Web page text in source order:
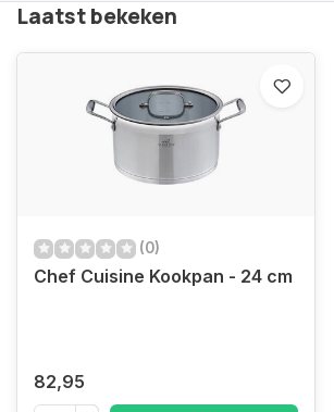
Laatst bekeken
(0)
Chef Cuisine Kookpan - 24 cm
82,95